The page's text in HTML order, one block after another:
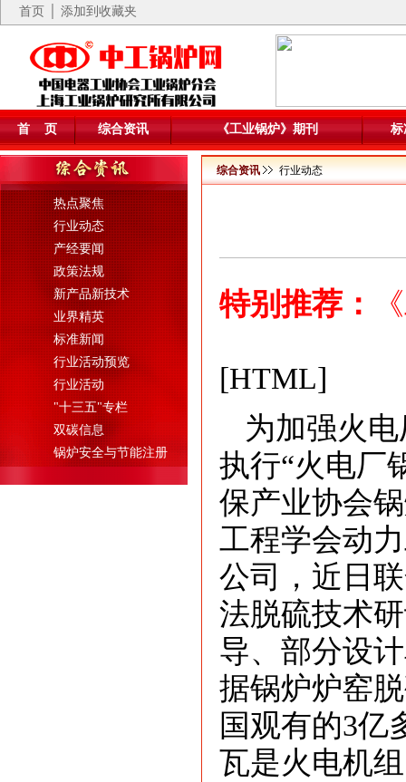
首页 │ 添加到收藏夹
首 页 综合资讯 《工业锅炉》期刊 标
热点聚焦
行业动态
产经要闻
政策法规
新产品新技术
业界精英
标准新闻
行业活动预览
行业活动
"十三五"专栏
双碳信息
锅炉安全与节能注册
综合资讯 行业动态
特别推荐：
[HTML]
为加强火
执行“火电厂
保产业协会
工程学会动
公司，近日
法脱硫技术
导、部分设
据锅炉炉窑
国观有的3亿
瓦是火电机